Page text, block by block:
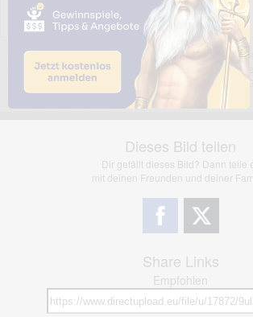
Das dargestellte Bild wurde von einem Nutzer
übernimmt keinerlei Haftung für den Inhalt des
jedoch bei Verstößen nach §2(3) unserer
Dieses Bild teilen
Dir gefällt dieses Bild? Dann teile
mit deinen Freunden und deiner
Share Links
Empfohlen